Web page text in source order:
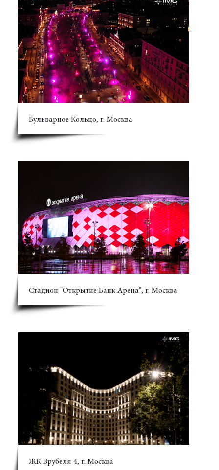
Бульварное Кольцо, г. Москва
Стадион "Открытие Банк Арена", г. Москва
ЖК Врубеля 4, г. Москва